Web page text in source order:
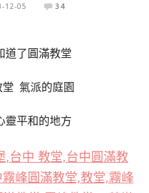
12-05 34
道了圓滿教堂
氣派的庭園
靈平和的地方